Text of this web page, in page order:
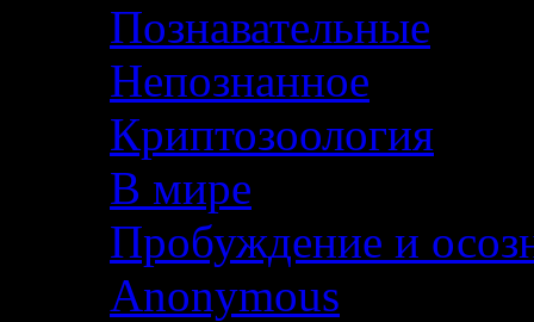
Познавательные
Непознанное
Криптозоология
В мире
Пробуждение и
Anonymous